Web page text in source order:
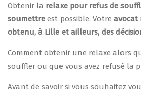
Obtenir la relaxe pour refus de
soumettre est possible. Votre avocat
obtenu, à Lille et ailleurs, des
Comment obtenir une relaxe alors
souffler ou que vous avez refusé la
Avant de savoir si vous souhaitez